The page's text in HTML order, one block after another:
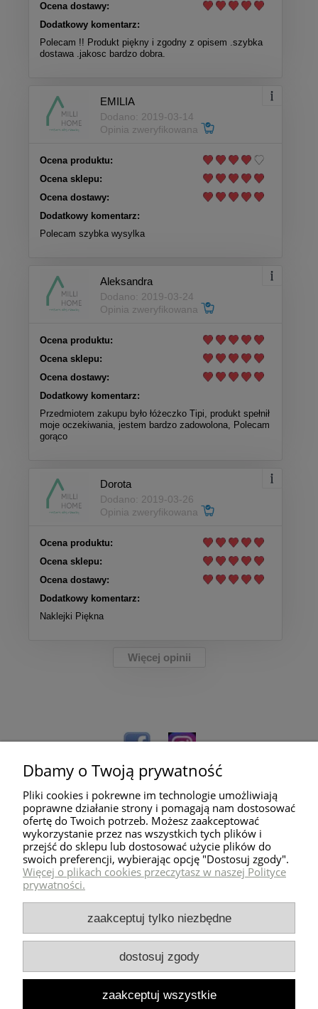
Ocena dostawy:
Dodatkowy komentarz:
Polecam !! Produkt piękny i zgodny z opisem .szybka
dostawa .jakosc bardzo dobra.
EMILIA
Dodano: 2019-03-14
Opinia zweryfikowana
Ocena produktu:
Ocena sklepu:
Ocena dostawy:
Dodatkowy komentarz:
Polecam szybka wysylka
Aleksandra
Dodano: 2019-03-24
Opinia zweryfikowana
Ocena produktu:
Ocena sklepu:
Ocena dostawy:
Dodatkowy komentarz:
Przedmiotem zakupu było łóżeczko Tipi, produkt spełnił
moje oczekiwania, jestem bardzo zadowolona, Polecam
gorąco
Dorota
Dodano: 2019-03-26
Opinia zweryfikowana
Ocena produktu:
Ocena sklepu:
Ocena dostawy:
Dodatkowy komentarz:
Naklejki Piękna
Więcej opinii
Pomoc
Moje konto
Zwroty i reklamacje
Milli Home
Dbamy o Twoją prywatność
Pliki cookies i pokrewne im technologie umożliwiają
poprawne działanie strony i pomagają nam dostosować
ofertę do Twoich potrzeb. Możesz zaakceptować
wykorzystanie przez nas wszystkich tych plików i
przejść do sklepu lub dostosować użycie plików do
swoich preferencji, wybierając opcję "Dostosuj zgody".
Więcej o plikach cookies przeczytasz w naszej Polityce
prywatności.
zaakceptuj tylko niezbędne
dostosuj zgody
zaakceptuj wszystkie